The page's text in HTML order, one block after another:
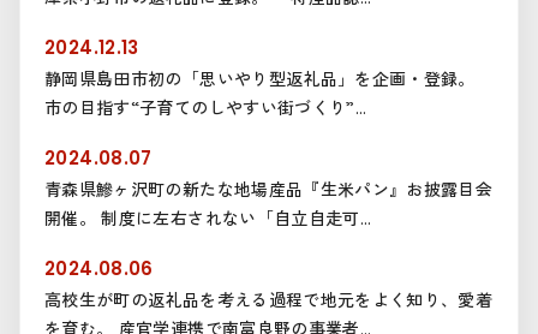
2024.12.13
静岡県島田市初の「思いやり型返礼品」を企画・登録。
市の目指す“子育てのしやすい街づくり”...
2024.08.07
青森県鰺ヶ沢町の新たな地場産品『生米パン』お披露目会
開催。 制度に左右されない「自立自走可...
2024.08.06
高校生が町の返礼品を考える過程で地元をよく知り、愛着
を育む。 産官学連携で南富良野の事業者...